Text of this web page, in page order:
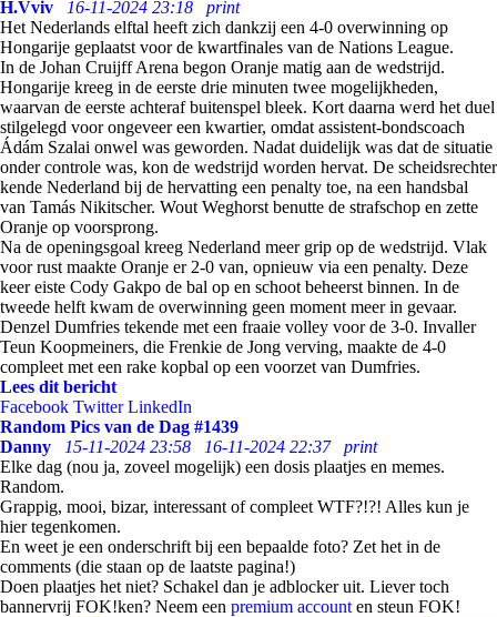
H.Vviv
16-11-2024 23:18
print
Het Nederlands elftal heeft zich dankzij een 4-0 overwinning op
Hongarije geplaatst voor de kwartfinales van de Nations League.
In de Johan Cruijff Arena begon Oranje matig aan de wedstrijd.
Hongarije kreeg in de eerste drie minuten twee mogelijkheden,
waarvan de eerste achteraf buitenspel bleek. Kort daarna werd het duel
stilgelegd voor ongeveer een kwartier, omdat assistent-bondscoach
Ádám Szalai onwel was geworden. Nadat duidelijk was dat de situatie
onder controle was, kon de wedstrijd worden hervat. De scheidsrechter
kende Nederland bij de hervatting een penalty toe, na een handsbal
van Tamás Nikitscher. Wout Weghorst benutte de strafschop en zette
Oranje op voorsprong.
Na de openingsgoal kreeg Nederland meer grip op de wedstrijd. Vlak
voor rust maakte Oranje er 2-0 van, opnieuw via een penalty. Deze
keer eiste Cody Gakpo de bal op en schoot beheerst binnen. In de
tweede helft kwam de overwinning geen moment meer in gevaar.
Denzel Dumfries tekende met een fraaie volley voor de 3-0. Invaller
Teun Koopmeiners, die Frenkie de Jong verving, maakte de 4-0
compleet met een rake kopbal op een voorzet van Dumfries.
Lees dit bericht
Facebook Twitter LinkedIn
Random Pics van de Dag #1439
Danny
15-11-2024 23:58 16-11-2024 22:37
print
Elke dag (nou ja, zoveel mogelijk) een dosis plaatjes en memes.
Random.
Grappig, mooi, bizar, interessant of compleet WTF?!?! Alles kun je
hier tegenkomen.
En weet je een onderschrift bij een bepaalde foto? Zet het in de
comments (die staan op de laatste pagina!)
Doen plaatjes het niet? Schakel dan je adblocker uit. Liever toch
bannervrij FOK!ken? Neem een premium account en steun FOK!